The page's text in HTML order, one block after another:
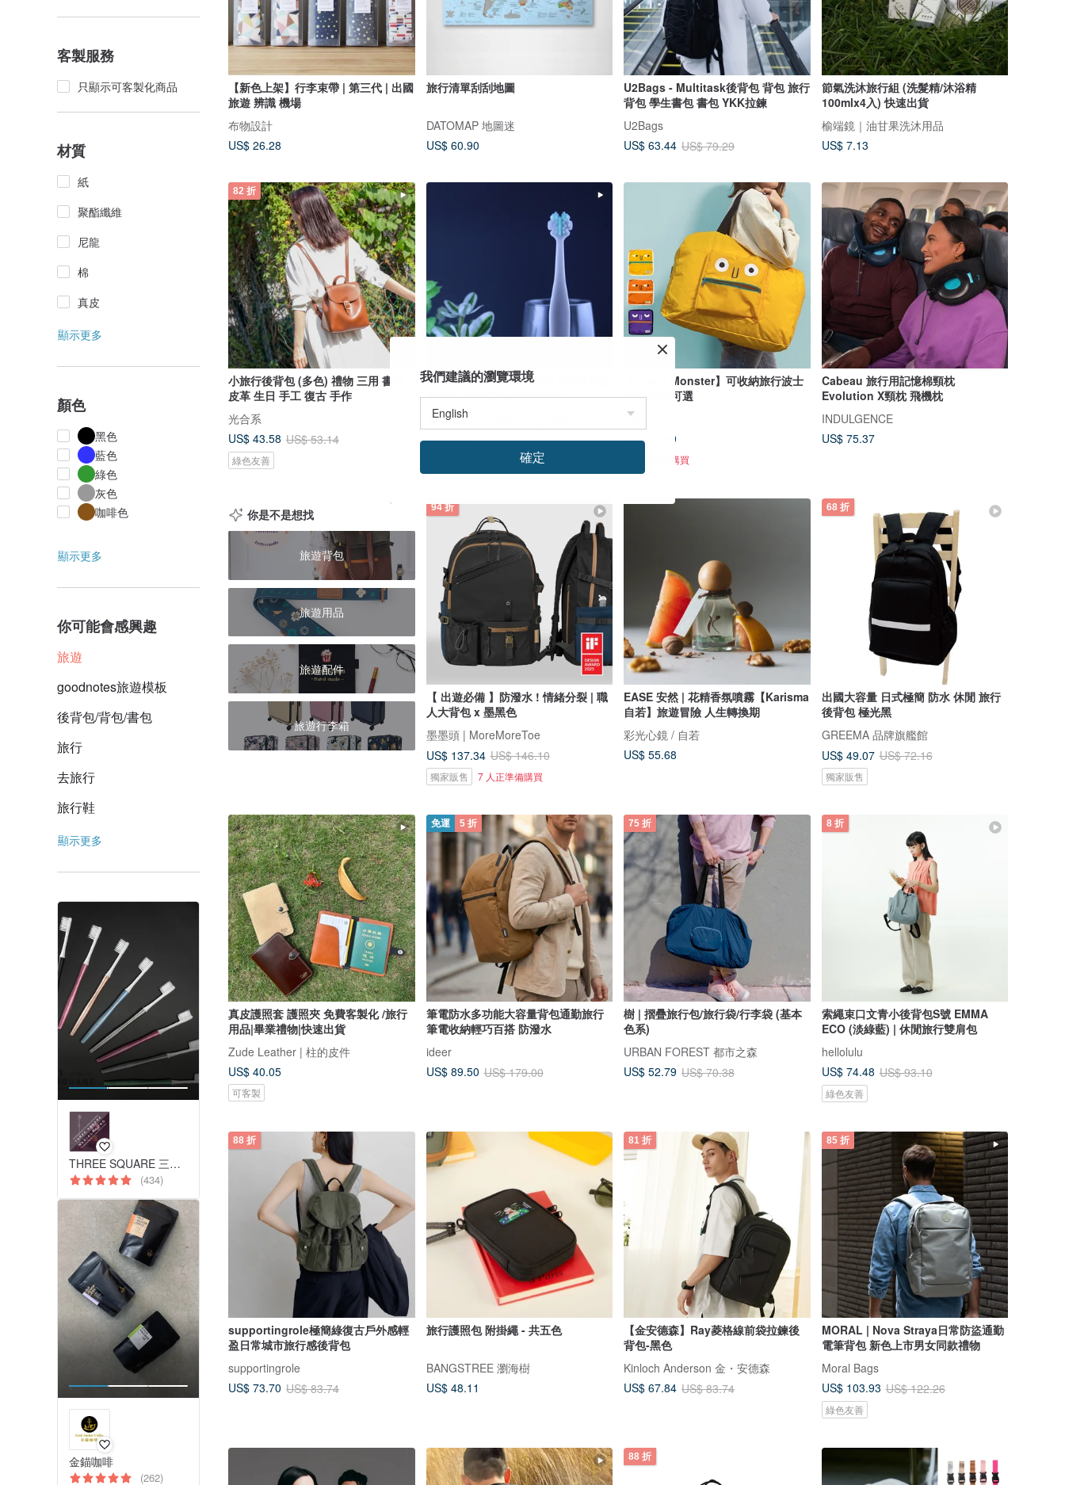
客製服務
只顯示可客製化商品
材質
紙
聚酯纖維
尼龍
棉
真皮
顯示更多
顏色
黑色
藍色
綠色
灰色
咖啡色
顯示更多
你可能會感興趣
旅遊
goodnotes旅遊模板
後背包/背包/書包
旅行
去旅行
旅行鞋
顯示更多
THREE SQUARE 三方字 減塑牙刷 氣墊拖鞋
(434)
金錨咖啡
(262)
【新色上架】行李束帶 | 第三代 | 出國
旅遊 辨識 機場
布物設計
US$ 26.28
旅行清單刮刮地圖
DATOMAP 地圖迷
US$ 60.90
U2Bags - Multitask後背包 背包 旅行
背包 學生書包 書包 YKK拉鍊
U2Bags
US$ 63.44 US$ 79.29
節氣洗沐旅行組 (洗髮精/沐浴精
100mlx4入) 快速出貨
榆端鏡｜油甘果洗沐用品
US$ 7.13
82 折
小旅行後背包 (多色) 禮物 三用 書包
皮革 生日 手工 復古 手作
光合系
US$ 43.58 US$ 53.14
綠色友善
日本職人Tate V5縱向牙刷 V型直刷齒
縫護齦 熟齡友善全方位潔淨
暮和生活- Kurewa Life｜暮和ライフ
US$ 8.87
【Travel Monster】可收納旅行波士
頓包 四色可選
SMILER
US$ 89.90
5 人正準備購買
Cabeau 旅行用記憶棉頸枕
Evolution X頸枕 飛機枕
INDULGENCE
US$ 75.37
你是不是想找
旅遊背包
旅遊用品
旅遊配件
旅遊行李箱
94 折
【 出遊必備 】防潑水 ! 情緒分裂 | 職
人大背包 x 墨黑色
墨墨頭 | MoreMoreToe
US$ 137.34 US$ 146.10
獨家販售 7 人正準備購買
EASE 安然 | 花精香氛噴霧【Karisma
自若】旅遊冒險 人生轉換期
彩光心鏡 / 自若
US$ 55.68
68 折
出國大容量 日式極簡 防水 休閒 旅行
後背包 極光黑
GREEMA 品牌旗艦館
US$ 49.07 US$ 72.16
獨家販售
真皮護照套 護照夾 免費客製化 /旅行
用品|畢業禮物|快速出貨
Zude Leather | 柱的皮件
US$ 40.05
可客製
免運 5 折
筆電防水多功能大容量背包通勤旅行
筆電收納輕巧百搭 防潑水
ideer
US$ 89.50 US$ 179.00
75 折
樹 | 摺疊旅行包/旅行袋/行李袋 (基本
色系)
URBAN FOREST 都市之森
US$ 52.79 US$ 70.38
8 折
索繩束口文青小後背包S號 EMMA
ECO (淡綠藍) | 休閒旅行雙肩包
hellolulu
US$ 74.48 US$ 93.10
綠色友善
88 折
supportingrole極簡綠復古戶外感輕
盈日常城市旅行感後背包
supportingrole
US$ 73.70 US$ 83.74
旅行護照包 附掛繩 - 共五色
BANGSTREE 瀏海樹
US$ 48.11
81 折
【金安德森】Ray菱格線前袋拉鍊後
背包-黑色
Kinloch Anderson 金・安德森
US$ 67.84 US$ 83.74
85 折
MORAL | Nova Straya日常防盜通勤
電筆背包 新色上市男女同款禮物
Moral Bags
US$ 103.93 US$ 122.26
綠色友善
88 折
我們建議的瀏覽環境
確定